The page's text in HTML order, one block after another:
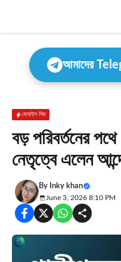
Menu
আমাদের
মোবাইল সিম
বড় পরিবর্তনের
নেতৃত্বে এলেন
By Inky khan
June 3, 2026 8:10 PM